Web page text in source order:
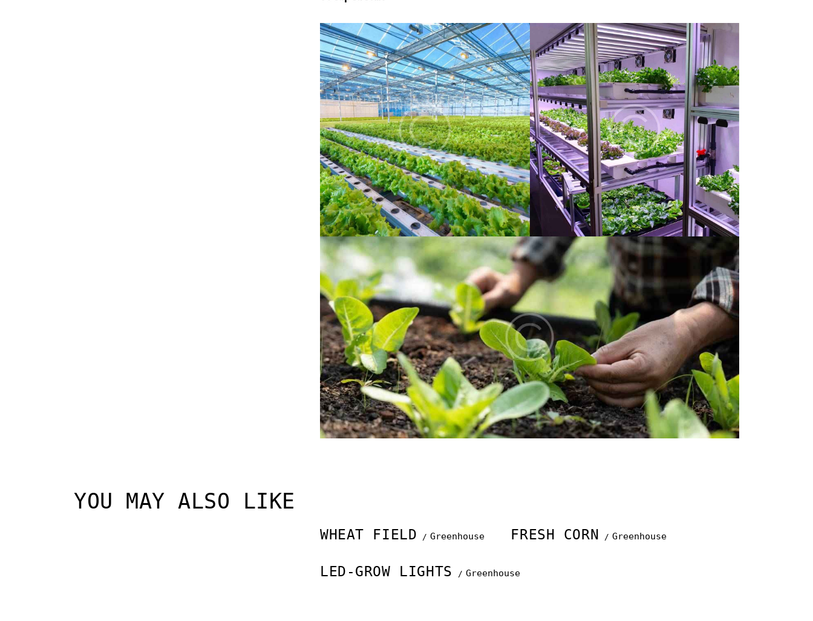
YOU MAY ALSO LIKE
Greenhouse
WHEAT FIELD Greenhouse
FRESH CORN
Greenhouse
LED-GROW LIGHTS